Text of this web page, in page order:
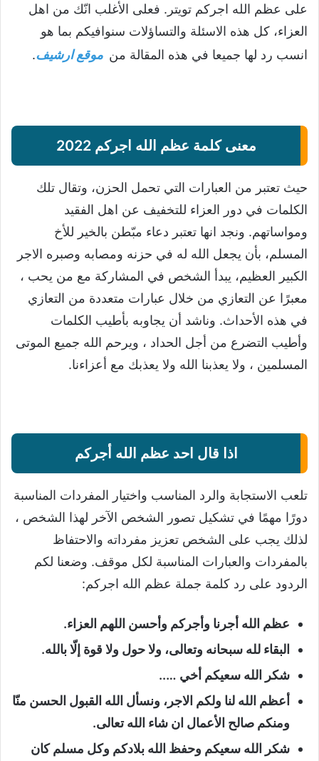
على عظم الله اجركم تويتر. فعلى الأغلب انّك من اهل
العزاء، كل هذه الاسئلة والتساؤلات سنوافيكم بما هو
انسب رد لها جميعا في هذه المقالة من موقع ارشيف.
معنى كلمة عظم الله اجركم 2022
حيث تعتبر من العبارات التي تحمل الحزن، وتقال تلك
الكلمات في دور العزاء للتخفيف عن اهل الفقيد
ومواساتهم. ونجد انها تعتبر دعاء مبّطن بالخير للأخ
المسلم، بأن يجعل الله له في حزنه ومصابه وصبره الاجر
الكبير العظيم، يبدأ الشخص في المشاركة مع من يحب ،
معبرًا عن التعازي من خلال عبارات متعددة من التعازي
في هذه الأحداث. وناشد أن يجاوبه بأطيب الكلمات
وأطيب التضرع من أجل الحداد ، ويرحم الله جميع الموتى
المسلمين ، ولا يعذبنا الله ولا يعذبك مع أعزاءنا.
اذا قال احد عظم الله أجركم
تلعب الاستجابة والرد المناسب واختيار المفردات المناسبة
دورًا مهمًا في تشكيل تصور الشخص الآخر لهذا الشخص ،
لذلك يجب على الشخص تعزيز مفرداته والاحتفاظ
بالمفردات والعبارات المناسبة لكل موقف. وضعنا لكم
الردود على رد كلمة جملة عظم الله اجركم:
عظم الله أجرنا وأجركم وأحسن اللهم العزاء.
البقاء لله سبحانه وتعالى، ولا حول ولا قوة إلّا بالله.
شكر الله سعيكم أخي …..
أعظم الله لنا ولكم الاجر، ونسأل الله القبول الحسن منّا
ومنكم صالح الأعمال ان شاء الله تعالى.
شكر الله سعيكم وحفظ الله بلادكم وكل مسلم كان